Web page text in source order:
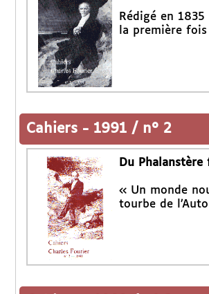
Rédigé en
la première
Cahiers - 1991 / n° 2
Du
« Un monde
tourbe de